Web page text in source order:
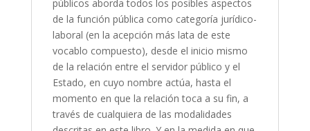
públicos aborda todos los posibles aspectos
de la función pública como categoría jurídico-
laboral (en la acepción más lata de este
vocablo compuesto), desde el inicio mismo
de la relación entre el servidor público y el
Estado, en cuyo nombre actúa, hasta el
momento en que la relación toca a su fin, a
través de cualquiera de las modalidades